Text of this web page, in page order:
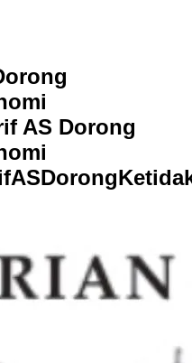
AS Dorong
fASDorongKetida